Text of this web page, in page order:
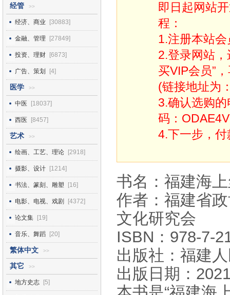
经管 >>
经济、商业 [30883]
金融、管理 [27849]
投资、理财 [6873]
广告、策划 [4]
医学 >>
中医 [18037]
西医 [8457]
艺术 >>
绘画、工艺、理论 [2918]
摄影、设计 [1214]
书法、篆刻、雕塑 [16]
电影、电视、戏剧 [4372]
论文集 [19]
音乐、舞蹈 [20]
繁体中文 >>
其它 >>
地方史志 [5]
即日起网站
程：
1.注册本站会
2.登录网站，
买VIP会员”
(链接地址为
3.确认选购
码：
4.下一步，
书名：福建海
作者：福建省
文化研究会
ISBN：978-7-
出版社：福建
出版日期：